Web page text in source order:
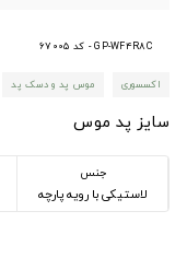
GP-WF4R8C - کد 67005
اکسسوری موس پد و دسک پد
سایز پد موس
جنس
لاستیکی با رویه پارچه